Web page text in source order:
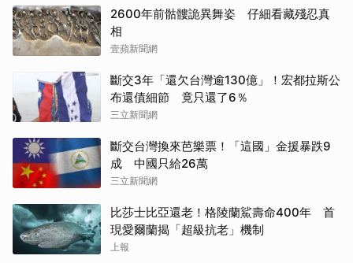
2600年前骷髏詭異舞姿 仔細看藏殘忍真
相
壹蘋新聞網
斷交3年「還欠台灣逾130億」！宏都拉斯公
布還債細節 竟只還了6％
三立新聞網
斷交台灣換來芭樂票！「這國」金援暴跌9
成 中國只給26萬
三立新聞網
比莎士比亞還老！格陵蘭鯊壽命400年 首
現愛爾蘭揭「超級抗老」機制
上報